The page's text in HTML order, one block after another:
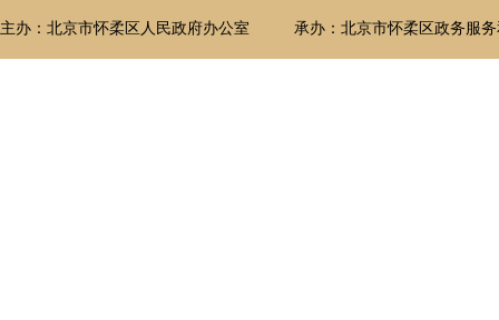
主办：北京市怀柔区人民政府办公室 承办：北京市怀柔区政务服